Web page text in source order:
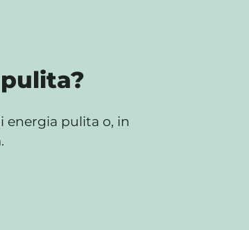
energia pulita o, in